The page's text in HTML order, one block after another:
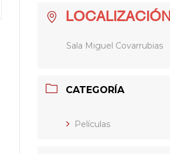
LOCALIZACIÓN
Sala Miguel Covarrubias
CATEGORÍA
Películas